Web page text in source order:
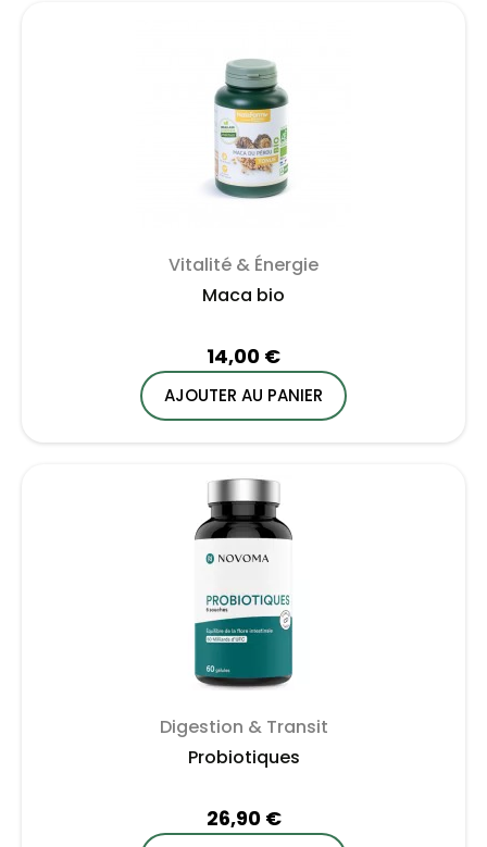
Vitalité & Énergie
Maca bio
14,00 €
AJOUTER AU PANIER
Digestion & Transit
Probiotiques
26,90 €